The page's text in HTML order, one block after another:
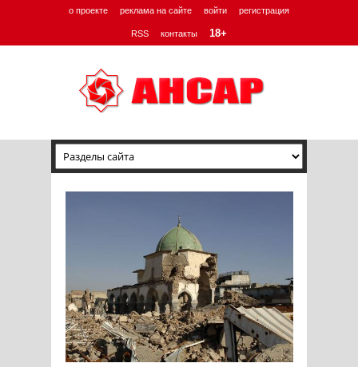
о проекте реклама на сайте войти регистрация
RSS контакты 18+